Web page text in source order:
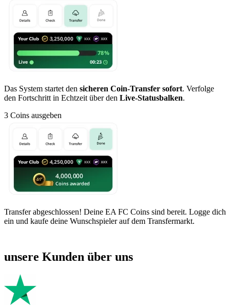
Das System startet den sicheren Coin-Transfer sofort. Verfolge
den Fortschritt in Echtzeit über den Live-Statusbalken.
3 Coins ausgeben
Transfer abgeschlossen! Deine EA FC Coins sind bereit. Logge dich
ein und kaufe deine Wunschspieler auf dem Transfermarkt.
unsere Kunden über uns